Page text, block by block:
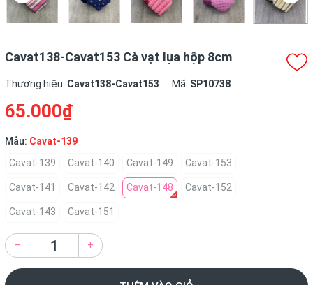
Cavat138-Cavat153 Cà vạt lụa hộp 8cm
Thương hiệu: Cavat138-Cavat153 Mã: SP10738
65.000₫
Mẫu: Cavat-139
Cavat-139
Cavat-140 Cavat-149 Cavat-153
Cavat-141 Cavat-142 Cavat-148 Cavat-152
Cavat-143 Cavat-151
– +